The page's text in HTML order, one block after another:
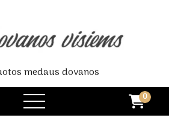
medaus dovanos
open
menu
0